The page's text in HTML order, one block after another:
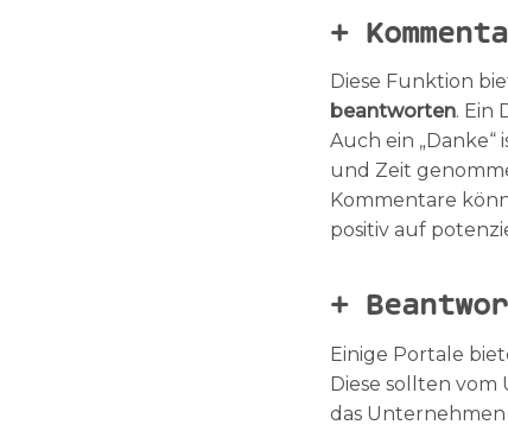
+
Diese Funktion
beantworten. Ein
Auch ein
und Zeit
Kommentare
positiv auf
+
Einige Portale
Diese sollten
das Unternehmen